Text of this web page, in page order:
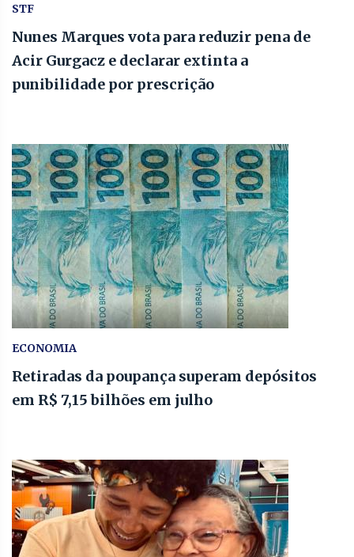
STF
Nunes Marques vota para reduzir pena de
Acir Gurgacz e declarar extinta a
punibilidade por prescrição
ECONOMIA
Retiradas da poupança superam depósitos
em R$ 7,15 bilhões em julho